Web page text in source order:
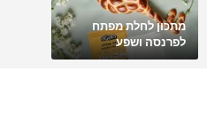
מתכון לחלת מפתח
לפרנסה ושפע